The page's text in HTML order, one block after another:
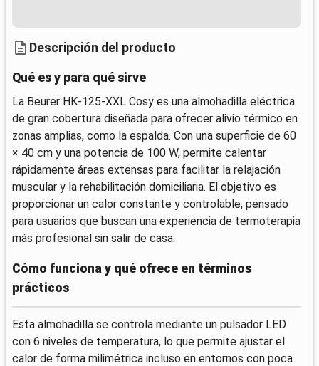
Descripción del producto
Qué es y para qué sirve
La Beurer HK-125-XXL Cosy es una almohadilla eléctrica
de gran cobertura diseñada para ofrecer alivio térmico en
zonas amplias, como la espalda. Con una superficie de 60
× 40 cm y una potencia de 100 W, permite calentar
rápidamente áreas extensas para facilitar la relajación
muscular y la rehabilitación domiciliaria. El objetivo es
proporcionar un calor constante y controlable, pensado
para usuarios que buscan una experiencia de termoterapia
más profesional sin salir de casa.
Cómo funciona y qué ofrece en términos
prácticos
Esta almohadilla se controla mediante un pulsador LED
con 6 niveles de temperatura, lo que permite ajustar el
calor de forma milimétrica incluso en entornos con poca